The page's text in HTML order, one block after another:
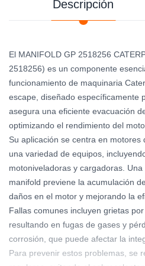
Descripción
El MANIFOLD GP 2518256
2518256) es un componente
funcionamiento de maquinaria
escape, diseñado específicamente
asegura una eficiente evacuación
optimizando el rendimiento del
Su aplicación se centra en motores
una variedad de equipos,
motoniveladoras y cargadoras.
manifold previene la acumulación
daños en el motor y mejorando la
Fallas comunes incluyen grietas
resultando en fugas de gases y
corrosión, que puede afectar la
Para prevenir estos problemas, se